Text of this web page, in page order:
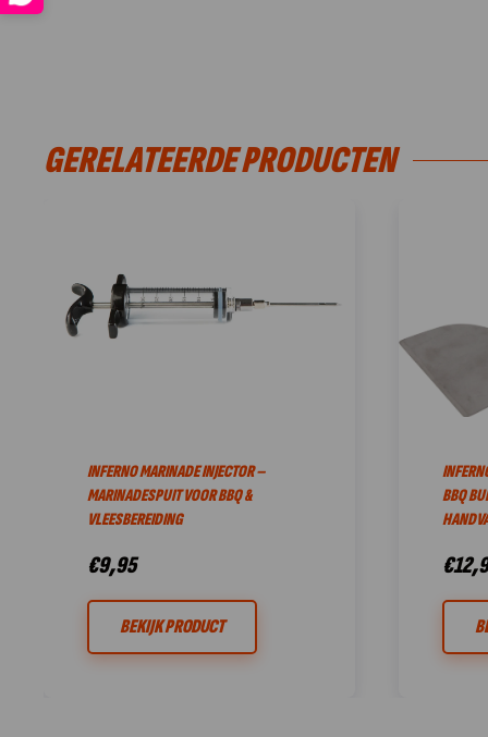
GERELATEERDE PRODUCTEN
INFERNO MARINADE INJECTOR –
MARINADESPUIT VOOR BBQ &
VLEESBEREIDING
€9,95
BEKIJK PRODUCT
BBQ
€